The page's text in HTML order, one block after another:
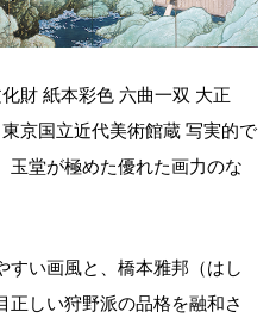
財 紙本彩色 六曲一双 大正
京国立近代美術館蔵 写実的で
玉堂が極めた優れた画力のな
すい画風と、橋本雅邦（はし
正しい狩野派の品格を融和さ